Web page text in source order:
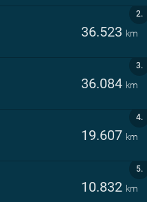
2.
36.523 km
3.
36.084 km
4.
19.607 km
5.
10.832 km